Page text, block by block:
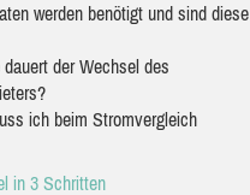
werden benötigt und sind diese
der Wechsel des
ich beim Stromvergleich
in 3 Schritten